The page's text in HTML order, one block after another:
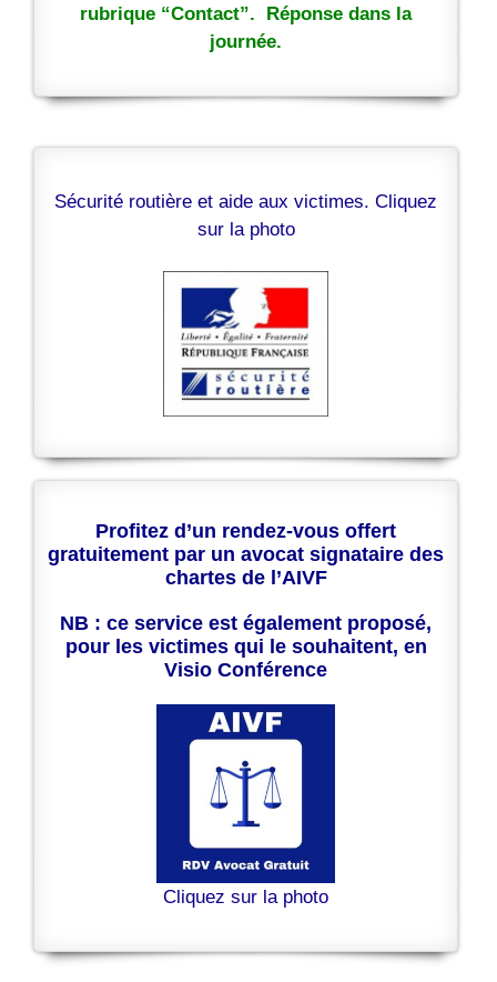
rubrique “Contact”. Réponse dans la
journée.
Sécurité routière et aide aux victimes. Cliquez
sur la photo
Profitez d’un rendez-vous offert
gratuitement par un avocat signataire des
chartes de l’AIVF
NB : ce service est également proposé,
pour les victimes qui le souhaitent, en
Visio Conférence
Cliquez sur la photo